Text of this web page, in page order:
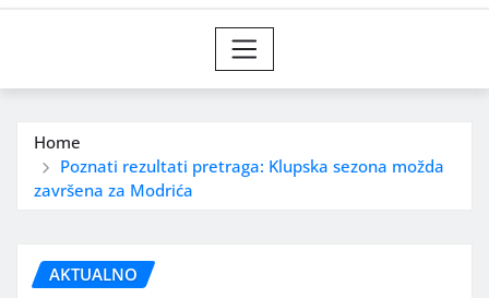
Home
Poznati rezultati pretraga: Klupska sezona možda
završena za Modrića
AKTUALNO